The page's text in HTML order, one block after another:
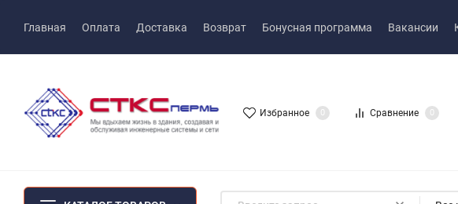
Главная Оплата Доставка Возврат Бонусная программа Вакансии
Избранное 0 Сравнение 0